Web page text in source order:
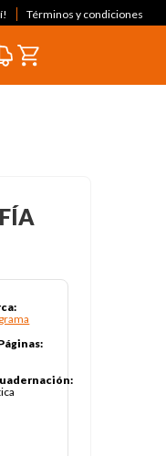
Términos y condiciones
:
:
: